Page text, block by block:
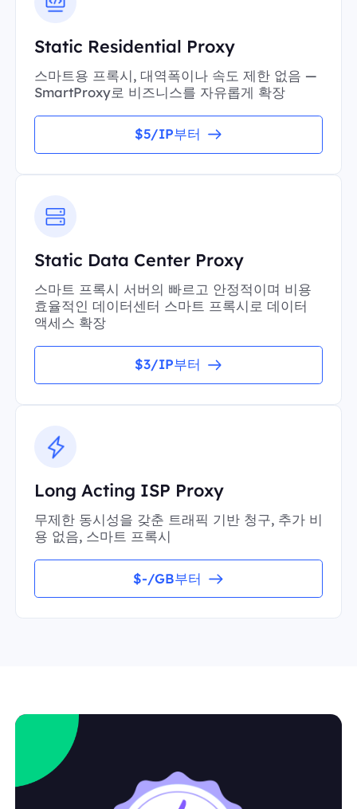
Static Residential Proxy
스마트용 프록시, 대역폭이나 속도 제한 없음 —
SmartProxy로 비즈니스를 자유롭게 확장
$5/IP부터
Static Data Center Proxy
스마트 프록시 서버의 빠르고 안정적이며 비용
효율적인 데이터센터 스마트 프록시로 데이터
액세스 확장
$3/IP부터
Long Acting ISP Proxy
무제한 동시성을 갖춘 트래픽 기반 청구, 추가 비
용 없음, 스마트 프록시
$-/GB부터